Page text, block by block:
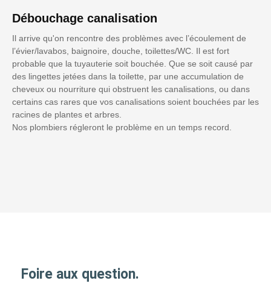
Débouchage canalisation
Il arrive qu'on rencontre des problèmes avec l’écoulement de
l’évier/lavabos, baignoire, douche, toilettes/WC. Il est fort
probable que la tuyauterie soit bouchée. Que se soit causé par
des lingettes jetées dans la toilette, par une accumulation de
cheveux ou nourriture qui obstruent les canalisations, ou dans
certains cas rares que vos canalisations soient bouchées par les
racines de plantes et arbres.
Nos plombiers régleront le problème en un temps record.
Foire aux question.